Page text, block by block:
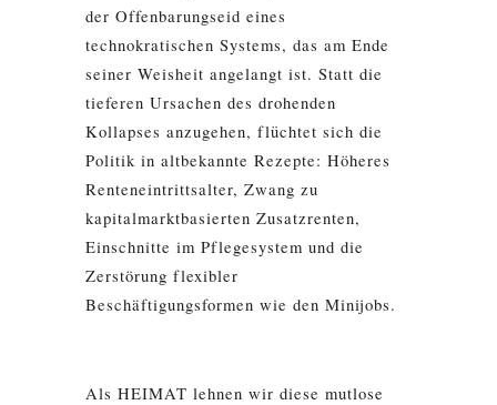
der Offenbarungseid eines
technokratischen Systems, das am Ende
seiner Weisheit angelangt ist. Statt die
tieferen Ursachen des drohenden
Kollapses anzugehen, flüchtet sich die
Politik in altbekannte Rezepte: Höheres
Renteneintrittsalter, Zwang zu
kapitalmarktbasierten Zusatzrenten,
Einschnitte im Pflegesystem und die
Zerstörung flexibler
Beschäftigungsformen wie den Minijobs.
Als HEIMAT lehnen wir diese mutlose